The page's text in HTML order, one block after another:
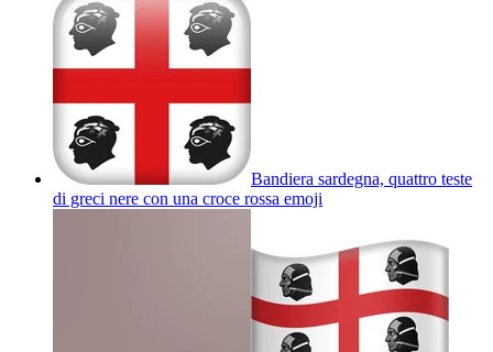
Bandiera sardegna, quattro teste
di greci nere con una croce rossa emoji